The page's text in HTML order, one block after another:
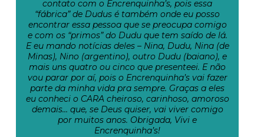
contato com o Encrenquinha’s, pois essa
“fábrica” de Dudus é também onde eu posso
encontrar essa pessoa que se preocupa comigo
e com os “primos” do Dudu que tem saído de lá.
E eu mando notícias deles – Nina, Dudu, Nina (de
Minas), Nino (argentino), outro Dudu (baiano), e
mais uns quatro ou cinco que presenteei. E não
vou parar por aí, pois o Encrenquinha’s vai fazer
parte da minha vida pra sempre. Graças a eles
eu conheci o CARA cheiroso, carinhoso, amoroso
demais… que, se Deus quiser, vai viver comigo
por muitos anos. Obrigada, Vivi e
Encrenquinha’s!